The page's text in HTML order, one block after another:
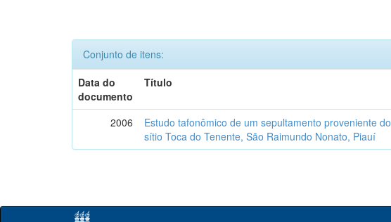
Conjunto de itens:
Data do
documento
Título
2006
Estudo tafonômico de um sepultamento proveniente do
sítio Toca do Tenente, São Raimundo Nonato, Piauí